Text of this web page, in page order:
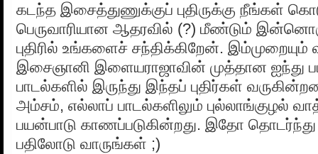
கடந்த இசைத்துணுக்குப் புதிருக்கு நீங்கள்
பெருவாரியான ஆதரவில் (?) மீண்டும்
புதிரில் உங்களைச் சந்திக்கிறேன்.
இசைஞானி இளையராஜாவின் முத்தான ஐந்து
பாடல்களில் இருந்து இந்தப் புதிர்கள்
அம்சம், எல்லாப் பாடல்களிலும் புல்லாங்குழல்
பயன்பாடு காணப்படுகின்றது. இதோ
பதிலோடு வாருங்கள் ;)